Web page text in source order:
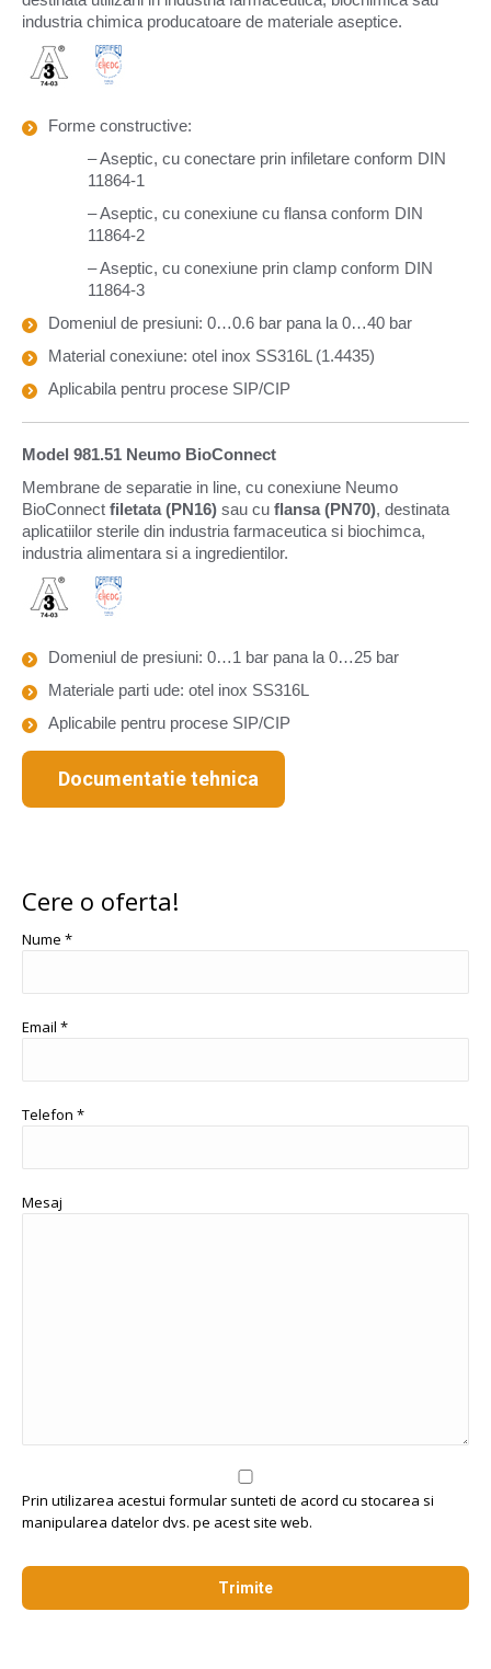
industria chimica producatoare de materiale aseptice.
Forme constructive:
– Aseptic, cu conectare prin infiletare conform DIN
11864-1
– Aseptic, cu conexiune cu flansa conform DIN
11864-2
– Aseptic, cu conexiune prin clamp conform DIN
11864-3
Domeniul de presiuni: 0…0.6 bar pana la 0…40 bar
Material conexiune: otel inox SS316L (1.4435)
Aplicabila pentru procese SIP/CIP
Model 981.51 Neumo BioConnect
Membrane de separatie in line, cu conexiune Neumo
BioConnect filetata (PN16) sau cu flansa (PN70), destinata
aplicatiilor sterile din industria farmaceutica si biochimca,
industria alimentara si a ingredientilor.
Domeniul de presiuni: 0…1 bar pana la 0…25 bar
Materiale parti ude: otel inox SS316L
Aplicabile pentru procese SIP/CIP
Documentatie tehnica
Cere o oferta!
Nume *
Email *
Telefon *
Mesaj
Prin utilizarea acestui formular sunteti de acord cu stocarea si
manipularea datelor dvs. pe acest site web.